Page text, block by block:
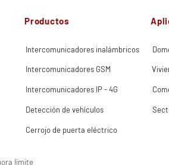
Productos
Intercomunicadores inalámbricos
Intercomunicadores GSM
Intercomunicadores IP - 4G
Detección de vehículos
Cerrojo de puerta eléctrico
límite